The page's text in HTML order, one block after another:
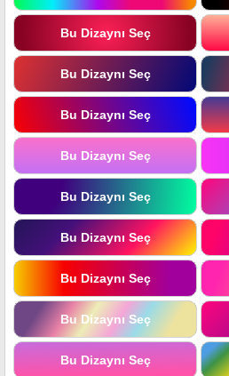
Bu Dizaynı Seç
Bu Dizaynı Seç
Bu Dizaynı Seç
Bu Dizaynı Seç
Bu Dizaynı Seç
Bu Dizaynı Seç
Bu Dizaynı Seç
Bu Dizaynı Seç
Bu Dizaynı Seç